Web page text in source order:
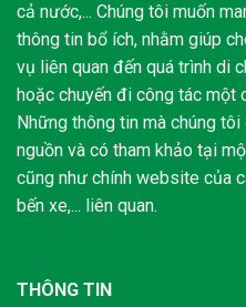
cả nước,... Chúng tôi muốn
thông tin bổ ích, nhằm giúp
vụ liên quan đến quá trình di
hoặc chuyến đi công tác một
Những thông tin mà chúng
nguồn và có tham khảo tại
cũng như chính website của
bến xe,... liên quan.
THÔNG TIN